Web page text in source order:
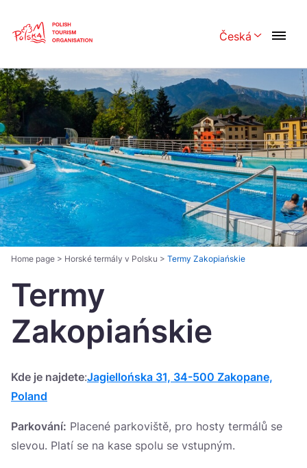
Česká
Polski English
Česká 中国
Dansk Deutsch
Español Français
Italiano Magyar
Nederlands 日本語
Português Norsk
Suomi
Україна
Home page > Horské termály v Polsku > Termy Zakopiańskie
Termy
Zakopiańskie
Kde je najdete:Jagiellońska 31, 34-500 Zakopane,
Poland
Parkování: Placené parkoviště, pro hosty termálů se
slevou. Platí se na kase spolu se vstupným.